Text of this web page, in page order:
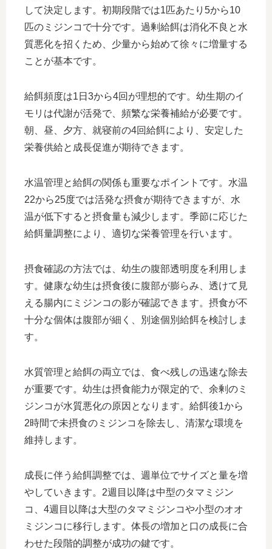
して決定します。初期段階では1匹あたり5から10
匹のミジンコで十分です。過剰給餌は消化不良と水
質悪化を招くため、少量から始めて徐々に増量する
ことが基本です。
給餌頻度は1日3から4回が理想的です。幼生期のイ
モリは代謝が活発で、頻繁な栄養補給が必要です。
朝、昼、夕方、就寝前の4回給餌により、安定した
栄養供給と成長促進が期待できます。
水温管理と給餌の関係も重要なポイントです。水温
22から25度では活発な摂食が期待できますが、水
温が低下すると摂食量も減少します。季節に応じた
給餌量調整により、適切な栄養管理を行います。
摂食確認の方法では、幼生の腹部透明度を利用しま
す。健康な幼生は摂食後に腹部が膨らみ、透けて見
える腸内にミジンコの影が確認できます。摂食が不
十分な個体は腹部が細く、別途個別給餌を検討しま
す。
水質管理と給餌の両立では、食べ残しの迅速な除去
が重要です。幼生は摂食能力が限定的で、余剰のミ
ジンコが水質悪化の原因となります。給餌後1から
2時間で未摂食のミジンコを除去し、清潔な環境を
維持します。
成長に伴う給餌調整では、週単位でサイズと量を増
やしていきます。2週目以降は中型のタマミジン
コ、4週目以降は大型のタマミジンコや小型のオオ
ミジンコに移行します。体長の増加と口の成長に合
わせた段階的調整が成功の鍵です。